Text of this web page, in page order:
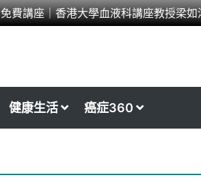
免費講座｜香港大學血液科講座教授梁
健康生活 癌症360